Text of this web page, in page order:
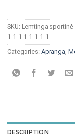
SKU: Lemtinga sportinė-
1-1-1-1-1-1-1-1
Categories: Apranga,
DESCRIPTION